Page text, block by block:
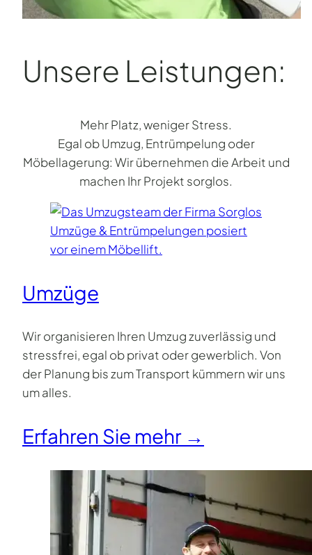
Unsere Leistungen:
Mehr Platz, weniger Stress.
Egal ob Umzug, Entrümpelung oder
Möbellagerung: Wir übernehmen die Arbeit und
machen Ihr Projekt sorglos.
Umzüge
Wir organisieren Ihren Umzug zuverlässig und
stressfrei, egal ob privat oder gewerblich. Von
der Planung bis zum Transport kümmern wir uns
um alles.
Erfahren Sie mehr →